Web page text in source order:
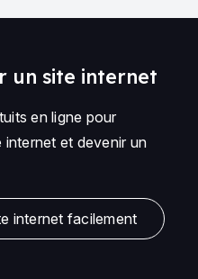
un site internet
en ligne pour
internet et devenir un
internet facilement